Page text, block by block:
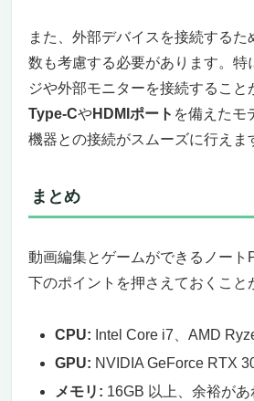
Q1. 動画編集とゲーム、PC
Q2. RTX 4050とRTX 4060、
Q3. ノートPCで4K動画編集は
Q4. M3 Macとどっちが向いて
Q5. 冷却強化グッズは買った
Q6. ノートでなくデスクトッ
まとめ｜動画編集＋ゲームノー
フト」と「ゲームジャンル」で
また、外部デバイスを接続するた
数も考慮する必要があります。特
ジや外部モニターを接続すること
Type-CやHDMIポート を備えたモ
機器との接続がスムーズに行えま
まとめ
動画編集とゲームができるノート
下のポイントを押さえておくこと
CPU: Intel Core i7、AMD
GPU: NVIDIA GeForce RTX
メモリ: 16GB 以上、余裕があ